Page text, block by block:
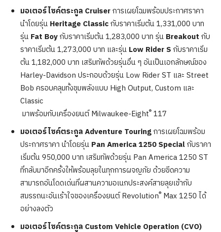
มอเตอร์ไซค์ตระกูล Cruiserการเผยโฉมพร้อมประกาศราคา
นำโดยรุ่น Heritage Classicกับราคาเริ่มต้น 1,331,000 บาท
รุ่น Fat Boyกับราคาเริ่มต้น 1,283,000 บาท รุ่น Breakout กับ
ราคาเริ่มต้น 1,273,000 บาท และรุ่น Low Rider S กับราคาเริ่ม
ต้น 1,182,000 บาท เสริมทัพด้วยรุ่นอื่น ๆ อันเป็นเอกลักษณ์ของ
Harley-Davidson ประกอบด้วยรุ่น Low Rider ST และ Street
Bob ครอบคลุมทั้งขุมพลังแบบ High Output, Custom และ
Classic
มาพร้อมกับเครื่องยนต์ Milwaukee-Eight® 117
มอเตอร์ไซค์ตระกูลAdventure Touringการเผยโฉมพร้อม
ประกาศราคา นำโดยรุ่น Pan America 1250 Specialกับราคา
เริ่มต้น 950,000 บาท เสริมทัพด้วยรุ่น Pan America 1250 ST
ที่กลับมาอีกครั้งให้พร้อมลุยในทุกการผจญภัย ด้วยขีดความ
สามารถอันโดดเด่นที่ผสานความอเนกประสงค์สายลุยเข้ากับ
สมรรถนะอันเร้าใจของเครื่องยนต์ Revolution® Max 1250 ได้
อย่างลงตัว
มอเตอร์ไซค์ตระกูล Custom Vehicle Operation (CVO)